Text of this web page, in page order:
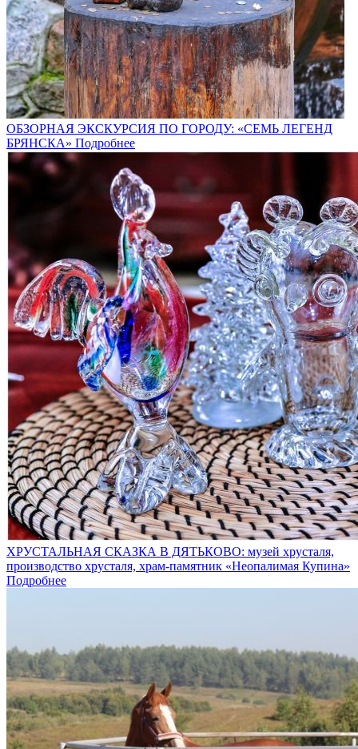
ОБЗОРНАЯ ЭКСКУРСИЯ ПО ГОРОДУ: «СЕМЬ ЛЕГЕНД
БРЯНСКА» Подробнее
ХРУСТАЛЬНАЯ СКАЗКА В ДЯТЬКОВО: музей хрусталя,
производство хрусталя, храм-памятник «Неопалимая Купина»
Подробнее